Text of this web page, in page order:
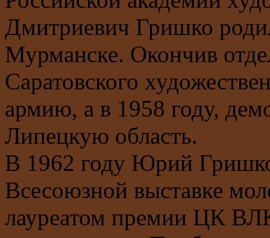
Дмитриевич Гришко
Мурманске. Окончив
Саратовского
армию, а в 1958 году,
Липецкую область.
В 1962 году Юрий
Всесоюзной выставке
лауреатом премии ЦК